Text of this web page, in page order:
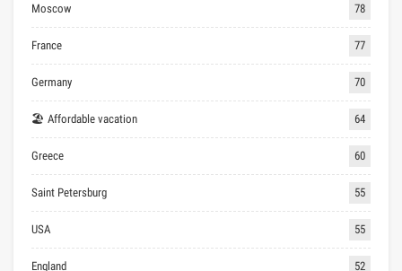
Moscow 78
France 77
Germany 70
🏖 Affordable vacation 64
Greece 60
Saint Petersburg 55
USA 55
England 52